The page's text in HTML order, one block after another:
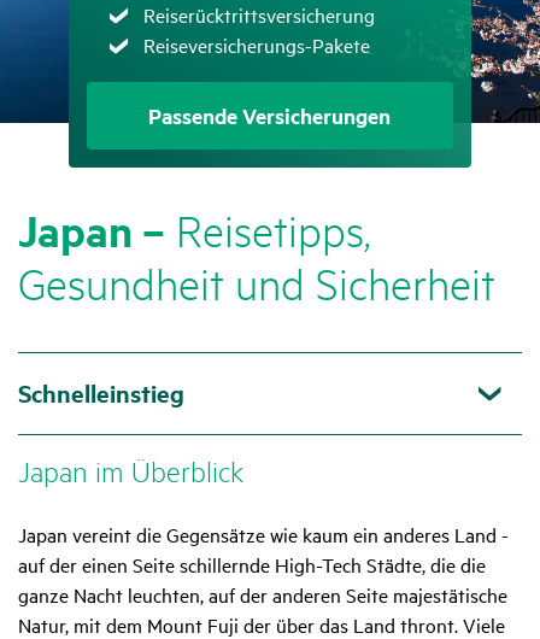
Zutreffend
Reiserücktrittsversicherung
Zutreffend
Reiseversicherungs-Pakete
Passende Versi­che­rungen
Japan – Reise­tipps,
Gesund­heit und Sicher­heit
Schnelleinstieg
Japan im Über­blick
Japan vereint die Gegensätze wie kaum ein anderes Land -
auf der einen Seite schillernde High-Tech Städte, die die
ganze Nacht leuchten, auf der anderen Seite majestätische
Natur, mit dem Mount Fuji der über das Land thront. Viele